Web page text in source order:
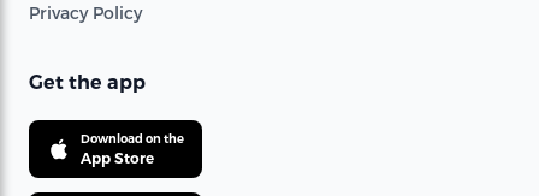
Privacy Policy
Get the app
Download on the
App Store